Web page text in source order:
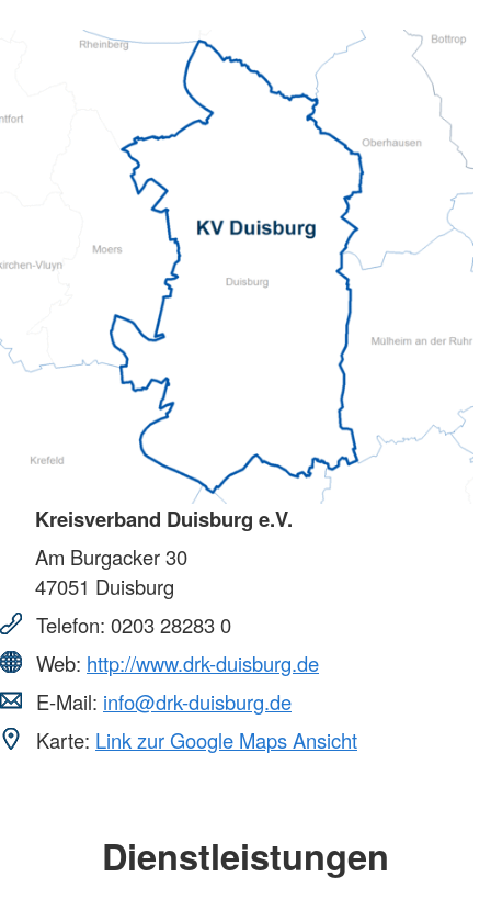
Kreisverband Duisburg e.V.
Am Burgacker 30
47051 Duisburg
Telefon: 0203 28283 0
Web: http://www.drk-duisburg.de
E-Mail: info@drk-duisburg.de
Karte: Link zur Google Maps Ansicht
Dienstleistungen